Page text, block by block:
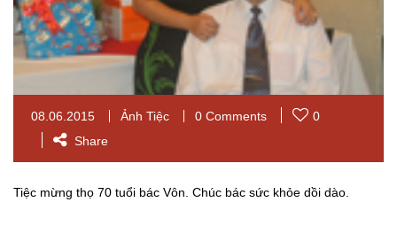
08.06.2015 Ảnh Tiệc 0 Comments
0
Share
Tiệc mừng thọ 70 tuổi bác Vôn. Chúc bác sức khỏe dồi dào.